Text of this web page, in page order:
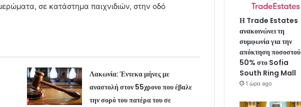
σε κατάστημα παιχνιδιών, στην οδό
Λακωνία: Έντεκα μήνες με
αναστολή στον 55χρονο που έβαλε
την σορό του πατέρα του σε
Η Trade Estates
ανακοινώνει τη
συμφωνία για την
απόκτηση ποσοστού
50% στο Sofia
South Ring Mall
1 ώρα ago